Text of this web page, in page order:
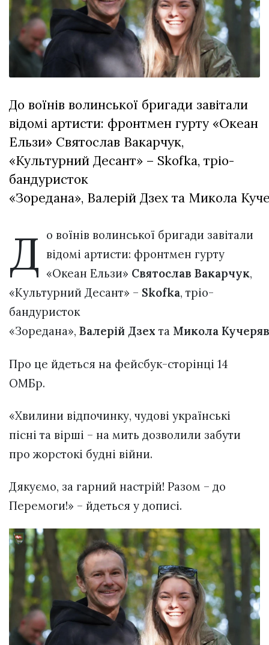
XIX
Спартакіада
VolWe...
29 Липня 2026
580 переглядів
Всі розділи
Лайф
Афіша
ZONE 18+
Політика конфіденційності
До воїнів волинської бригади завітали
відомі артисти: фронтмен гурту «Океан
Ельзи» Святослав Вакарчук,
«Культурний Десант» – Skofka, тріо-
бандуристок
«Зоредана», Валерій Дзех та Микола
Д о воїнів волинської бригади завітали
відомі артисти: фронтмен гурту
«Океан Ельзи» Святослав Вакарчук,
«Культурний Десант» – Skofka, тріо-
бандуристок
«Зоредана», Валерій Дзех та Микола
Про це йдеться на фейсбук-сторінці 14
ОМБр.
«Хвилини відпочинку, чудові українські
пісні та вірші – на мить дозволили забути
про жорстокі будні війни.
Дякуємо, за гарний настрій! Разом – до
Перемоги!» – йдеться у дописі.